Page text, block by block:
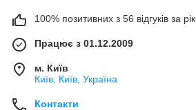
100% позитивних з 56 відгуків за рік
Працює з 01.12.2009
м. Київ
Київ, Київ, Україна
Контакти